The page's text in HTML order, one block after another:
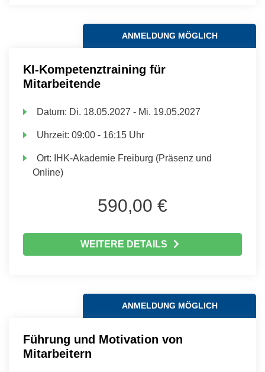
ANMELDUNG MÖGLICH
KI-Kompetenztraining für
Mitarbeitende
Datum: Di. 18.05.2027 - Mi. 19.05.2027
Uhrzeit:09:00 - 16:15 Uhr
Ort:
IHK-Akademie Freiburg (Präsenz und
Online)
590,00 €
WEITERE DETAILS
ANMELDUNG MÖGLICH
Führung und Motivation von
Mitarbeitern